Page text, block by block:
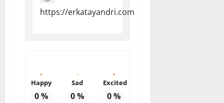
https://erkatayandri.com
Happy
0%
Sad
0%
Excited
0%